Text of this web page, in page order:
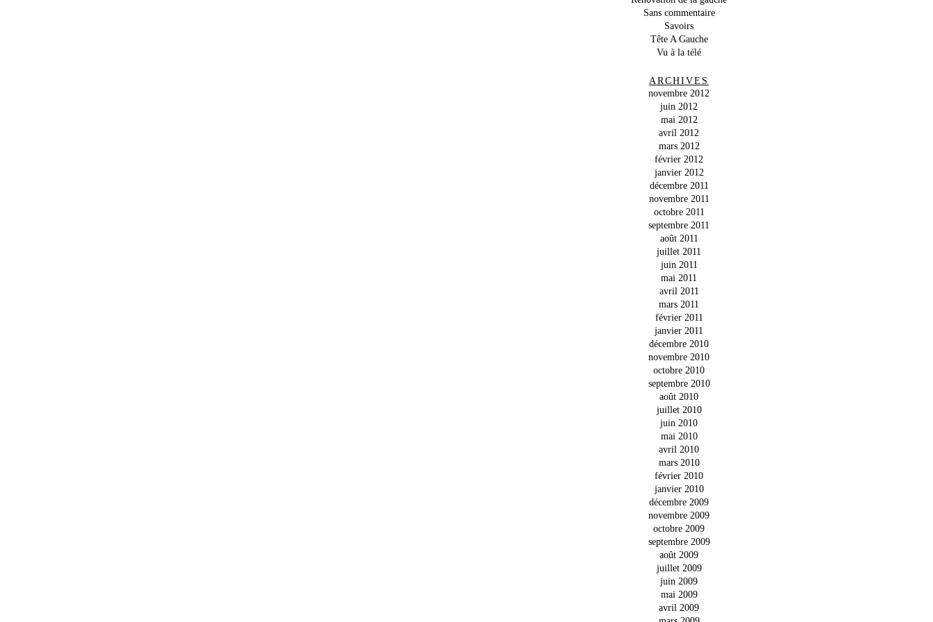
Sans commentaire
Savoirs
Tête A Gauche
Vu à la télé
ARCHIVES
novembre 2012
juin 2012
mai 2012
avril 2012
mars 2012
février 2012
janvier 2012
décembre 2011
novembre 2011
octobre 2011
septembre 2011
août 2011
juillet 2011
juin 2011
mai 2011
avril 2011
mars 2011
février 2011
janvier 2011
décembre 2010
novembre 2010
octobre 2010
septembre 2010
août 2010
juillet 2010
juin 2010
mai 2010
avril 2010
mars 2010
février 2010
janvier 2010
décembre 2009
novembre 2009
octobre 2009
septembre 2009
août 2009
juillet 2009
juin 2009
mai 2009
avril 2009